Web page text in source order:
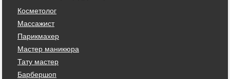
Косметолог
Массажист
Парикмахер
Мастер маникюра
Тату мастер
Барбершоп